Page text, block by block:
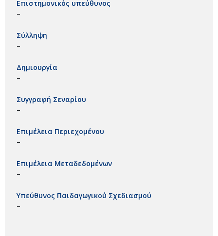
Επιστημονικός υπεύθυνος
–
Σύλληψη
–
Δημιουργία
–
Συγγραφή Σεναρίου
–
Επιμέλεια Περιεχομένου
–
Επιμέλεια Μεταδεδομένων
–
Υπεύθυνος Παιδαγωγικού Σχεδιασμού
–